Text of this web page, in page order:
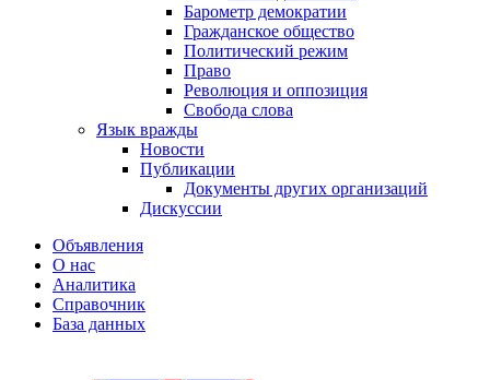
Барометр демократии
Гражданское общество
Политический режим
Право
Революция и оппозиция
Свобода слова
Язык вражды
Новости
Публикации
Документы других организаций
Дискуссии
Объявления
О нас
Аналитика
Справочник
База данных